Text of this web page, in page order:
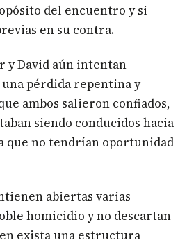
del encuentro y si
en su contra.
y David aún intentan
pérdida repentina y
ambos salieron confiados,
siendo conducidos hacia
que no tendrían oportunidad
abiertas varias
homicidio y no descartan
exista una estructura